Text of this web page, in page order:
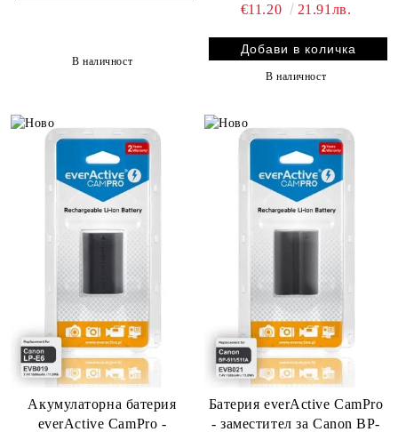
В наличност
€11.20
21.91лв.
В наличност
Акумулаторна батерия
everActive CamPro -
Батерия everActive CamPro
- заместител за Canon BP-